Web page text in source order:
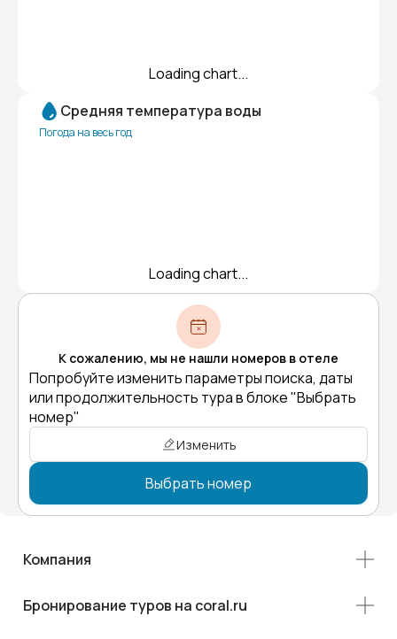
Loading chart...
Средняя температура воды
Погода на весь год
Loading chart...
К сожалению, мы не нашли номеров в отеле
Попробуйте изменить параметры поиска, даты
или продолжительность тура в блоке "Выбрать
номер"
Изменить
Выбрать номер
Компания
Бронирование туров на coral.ru